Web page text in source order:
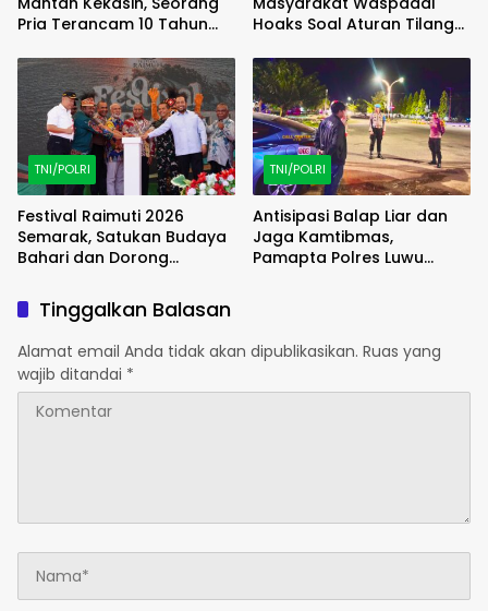
Pria Terancam 10 Tahun
Hoaks Soal Aturan Tilang
TNI/POLRI
Festival Raimuti 2026
Semarak, Satukan Budaya
Bahari dan Dorong
TNI/POLRI
Antisipasi Balap Liar dan
Jaga Kamtibmas,
Pamapta Polres Luwu
Tinggalkan Balasan
Alamat email Anda tidak akan dipublikasikan. Ruas yang
wajib ditandai *